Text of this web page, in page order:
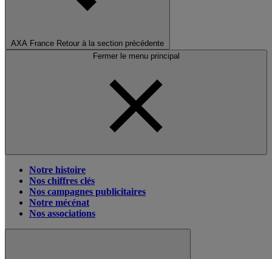
AXA France Retour à la section précédente
Fermer le menu principal
Notre histoire
Nos chiffres clés
Nos campagnes publicitaires
Notre mécénat
Nos associations